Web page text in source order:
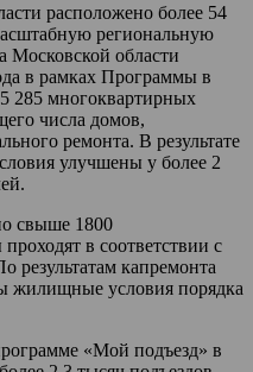
расположено более 54
региональную
Московской области
в рамках Программы в
285 многоквартирных
числа домов,
ремонта. В результате
улучшены у более 2
свыше 1800
в соответствии с
результатам капремонта
жилищные условия порядка
«Мой подъезд» в